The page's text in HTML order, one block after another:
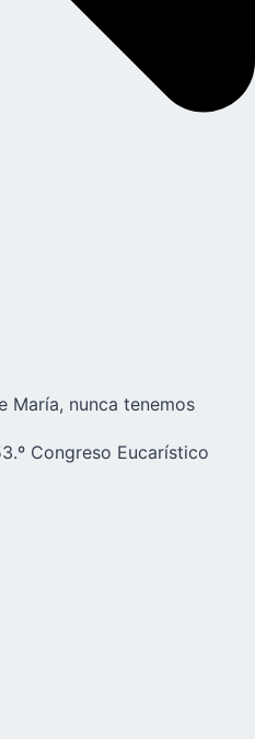
María, nunca tenemos
Congreso Eucarístico